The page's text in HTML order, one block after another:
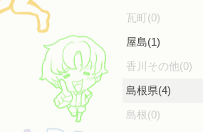
瓦町(0)
屋島(1)
香川その他(0)
島根県(4)
島根(0)